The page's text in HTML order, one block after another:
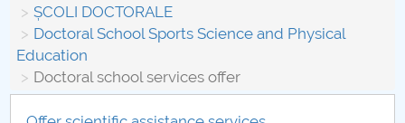
About the University
Centrul de Management al Proiectelor
ȘCOLI DOCTORALE
Doctoral School Sports Science and Physical
Education
Doctoral school services offer